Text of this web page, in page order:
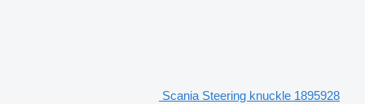
Scania Steering knuckle 1895928